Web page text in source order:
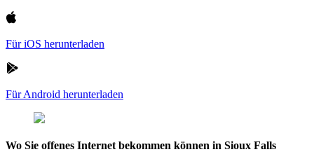
Für iOS herunterladen
Für Android herunterladen
Wo Sie offenes Internet bekommen können in Sioux Falls